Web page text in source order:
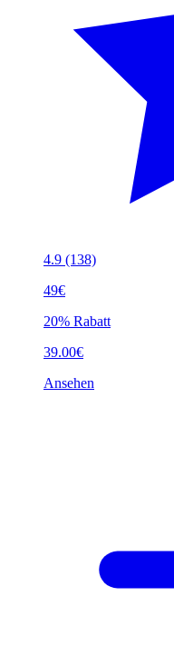
4.9 (138)
49€
20% Rabatt
39.00€
Ansehen